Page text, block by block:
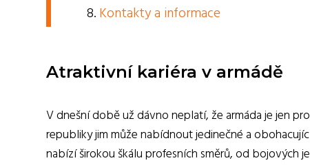
Kontakty a informace
Atraktivní kariéra v armádě
V dnešní době už dávno neplatí, že armáda je jen
republiky jim může nabídnout jedinečné a
nabízí širokou škálu profesních směrů, od bojových